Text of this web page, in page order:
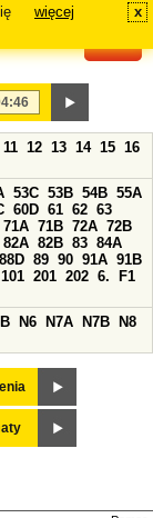
więcej x
11 12 13 14 15 16
53C 53B 54B 55A
60D 61 62 63
71A 71B 72A 72B
82A 82B 83 84A
88D 89 90 91A 91B
101 201 202 6.
F1
N6 N7A N7B
N8